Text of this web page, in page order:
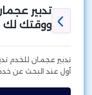
تدبير
ووقتك لك
تدبير عجمان للخدم
أول عند البحث عن